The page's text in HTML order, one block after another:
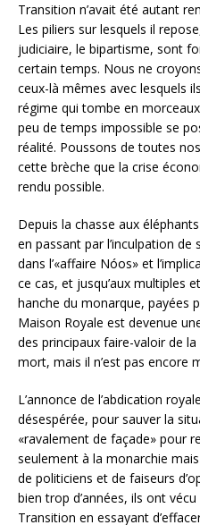
Transition n’avait été autant
Les piliers sur lesquels il
judiciaire, le bipartisme, sont
certain temps. Nous ne
ceux-là mêmes avec lesquels
régime qui tombe en
peu de temps impossible se
réalité. Poussons de toutes
cette brèche que la crise
rendu possible.
Depuis la chasse aux
en passant par l’inculpation
dans l’«affaire Nóos» et
ce cas, et jusqu’aux multiples
hanche du monarque, payées
Maison Royale est devenue
des principaux faire-valoir de
mort, mais il n’est pas encore
L’annonce de l’abdication
désespérée, pour sauver la
«ravalement de façade» pour
seulement à la monarchie
de politiciens et de faiseurs
bien trop d’années, ils ont
Transition en essayant